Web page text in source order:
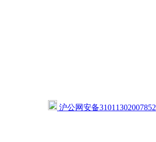
沪公网安备31011302007852